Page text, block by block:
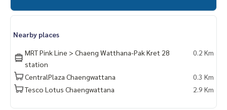
Nearby places
MRT Pink Line > Chaeng Watthana-Pak Kret 28
station
0.2 Km
CentralPlaza Chaengwattana
0.3 Km
Tesco Lotus Chaengwattana
2.9 Km